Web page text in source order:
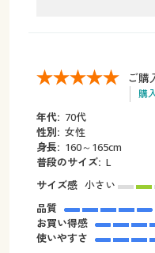
ご購
購
年代: 70代
性別: 女性
身長: 160～165cm
普段のサイズ: L
サイズ感 小さい
品質
お買い得感
使いやすさ